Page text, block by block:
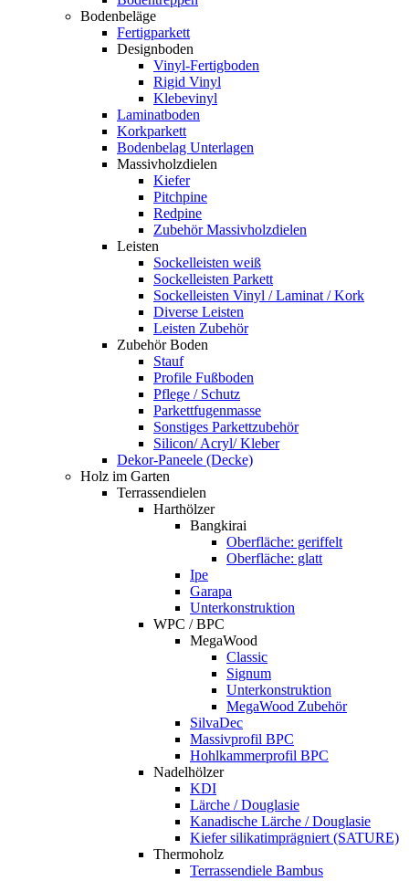
Bodenbeläge
Fertigparkett
Designboden
Vinyl-Fertigboden
Rigid Vinyl
Klebevinyl
Laminatboden
Korkparkett
Bodenbelag Unterlagen
Massivholzdielen
Kiefer
Pitchpine
Redpine
Zubehör Massivholzdielen
Leisten
Sockelleisten weiß
Sockelleisten Parkett
Sockelleisten Vinyl / Laminat / Kork
Diverse Leisten
Leisten Zubehör
Zubehör Boden
Stauf
Profile Fußboden
Pflege / Schutz
Parkettfugenmasse
Sonstiges Parkettzubehör
Silicon/ Acryl/ Kleber
Dekor-Paneele (Decke)
Holz im Garten
Terrassendielen
Harthölzer
Bangkirai
Oberfläche: geriffelt
Oberfläche: glatt
Ipe
Garapa
Unterkonstruktion
WPC / BPC
MegaWood
Classic
Signum
Unterkonstruktion
MegaWood Zubehör
SilvaDec
Massivprofil BPC
Hohlkammerprofil BPC
Nadelhölzer
KDI
Lärche / Douglasie
Kanadische Lärche / Douglasie
Kiefer silikatimprägniert (SATURE)
Thermoholz
Terrassendiele Bambus